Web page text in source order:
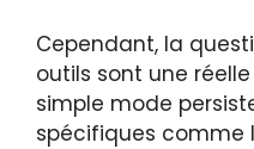
Cependant, la
outils sont une
simple mode
spécifiques comme